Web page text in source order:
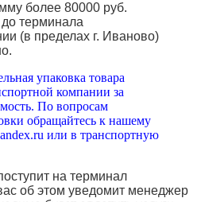
более 80000 руб.
терминала
(в пределах г. Иваново)
упаковка товара
компании за
По вопросам
обращайтесь к нашему
или в транспортную
на терминал
об этом уведомит менеджер